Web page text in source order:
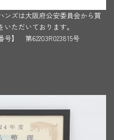
ンズは大阪府公安委員会から買
ただいております。
号】 第62203R023815号